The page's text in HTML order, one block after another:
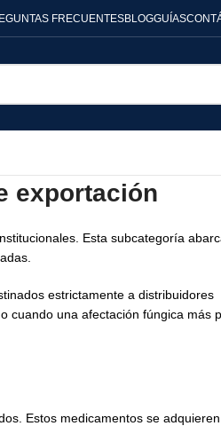
FRECUENTESBLOGGUÍAS
exportación
Esta subcategoría
estrictamente a distribuidores
cuando una afectación fúngica más
Estos medicamentos se adquieren